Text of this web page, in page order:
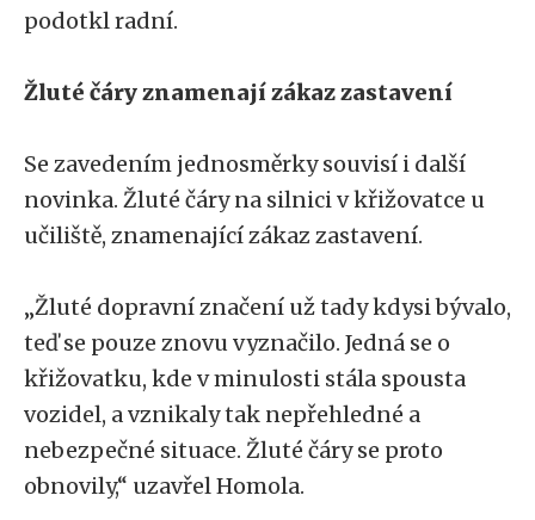
podotkl radní.
Žluté čáry znamenají zákaz zastavení
Se zavedením jednosměrky souvisí i další
novinka. Žluté čáry na silnici v křižovatce u
učiliště, znamenající zákaz zastavení.
„Žluté dopravní značení už tady kdysi bývalo,
teď se pouze znovu vyznačilo. Jedná se o
křižovatku, kde v minulosti stála spousta
vozidel, a vznikaly tak nepřehledné a
nebezpečné situace. Žluté čáry se proto
obnovily,“ uzavřel Homola.